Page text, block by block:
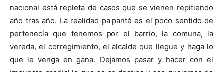
nacional está repleta de casos que se vienen repitiendo
año tras año. La realidad palpanté es el poco sentido de
pertenecía que tenemos por el barrio, la comuna, la
vereda, el corregimiento, el alcalde que llegue y haga lo
que le venga en gana. Dejamos pasar y hacer con el